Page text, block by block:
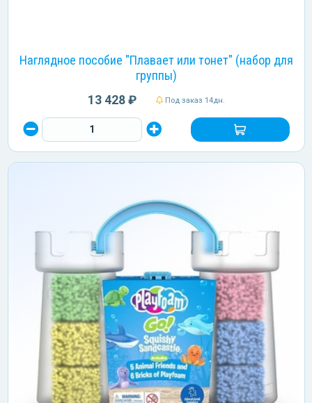
Наглядное пособие "Плавает или тонет" (набор для
группы)
13 428 ₽ Под заказ 14дн.